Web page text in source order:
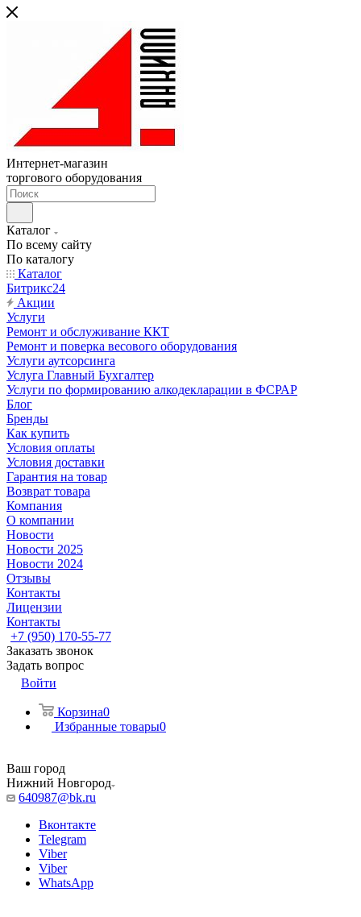
Интернет-магазин
торгового оборудования
Каталог
По всему сайту
По каталогу
Каталог
Битрикс24
Акции
Услуги
Ремонт и обслуживание ККТ
Ремонт и поверка весового оборудования
Услуги аутсорсинга
Услуга Главный Бухгалтер
Услуги по формированию алкодекларации в ФСРАР
Блог
Бренды
Как купить
Условия оплаты
Условия доставки
Гарантия на товар
Возврат товара
Компания
О компании
Новости
Новости 2025
Новости 2024
Отзывы
Контакты
Лицензии
Контакты
+7 (950) 170-55-77
Заказать звонок
Задать вопрос
Войти
Корзина0
Избранные товары0
Ваш город
Нижний Новгород
640987@bk.ru
Вконтакте
Telegram
Viber
Viber
WhatsApp